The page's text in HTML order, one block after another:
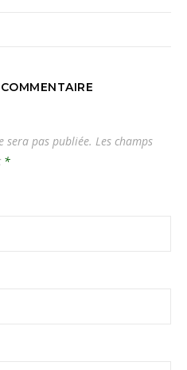
sera pas publiée. Les champs
*